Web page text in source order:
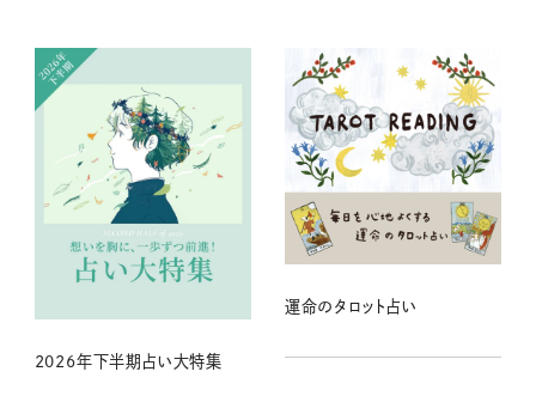
2026年下半期占い大特集
運命のタロット占い